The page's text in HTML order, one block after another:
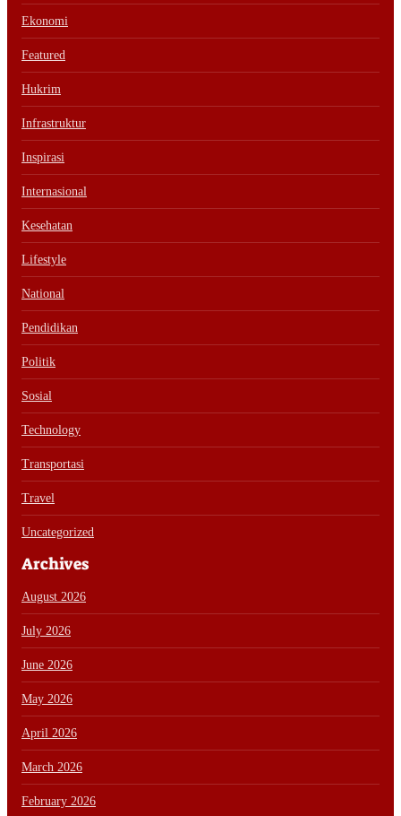
Ekonomi
Featured
Hukrim
Infrastruktur
Inspirasi
Internasional
Kesehatan
Lifestyle
National
Pendidikan
Politik
Sosial
Technology
Transportasi
Travel
Uncategorized
Archives
August 2026
July 2026
June 2026
May 2026
April 2026
March 2026
February 2026